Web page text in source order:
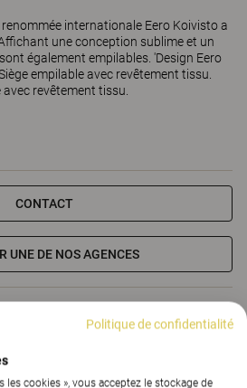
internationale Eero Koivisto a
une conception sublime et un
également empilables. 'Design Eero
empilable avec revêtement tissu.
revêtement tissu.
CONTACT
UNE DE NOS AGENCES
Politique de confidentialité
les cookies », vous acceptez le stockage de